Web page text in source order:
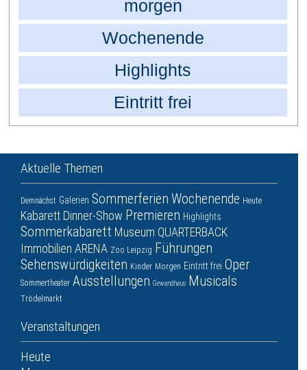
morgen
Wochenende
Highlights
Eintritt frei
Aktuelle Themen
Demnächst Galerien Sommerferien Wochenende Heute
Kabarett Dinner-Show Premieren Highlights
Sommerkabarett Museum QUARTERBACK
Immobilien ARENA Zoo Leipzig Führungen
Sehenswürdigkeiten Kinder Morgen Eintritt frei Oper
Sommertheater Ausstellungen Gewandhaus Musicals
Trödelmarkt
Veranstaltungen
Heute